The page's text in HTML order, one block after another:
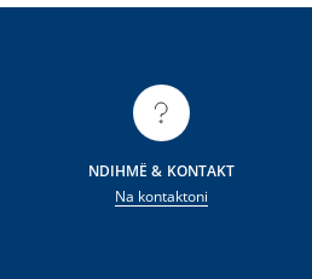
NDIHMË & KONTAKT
Na kontaktoni